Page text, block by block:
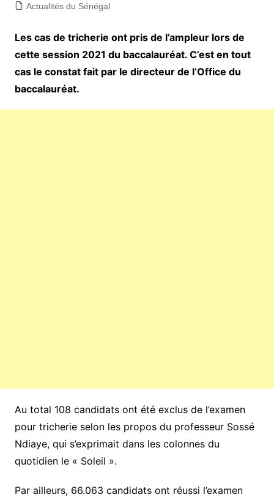
Actualités du Sénégal
Les cas de tricherie ont pris de l’ampleur lors de
cette session 2021 du baccalauréat. C’est en tout
cas le constat fait par le directeur de l’Office du
baccalauréat.
Au total 108 candidats ont été exclus de l’examen
pour tricherie selon les propos du professeur Sossé
Ndiaye, qui s’exprimait dans les colonnes du
quotidien le « Soleil ».
Par ailleurs, 66.063 candidats ont réussi l’examen